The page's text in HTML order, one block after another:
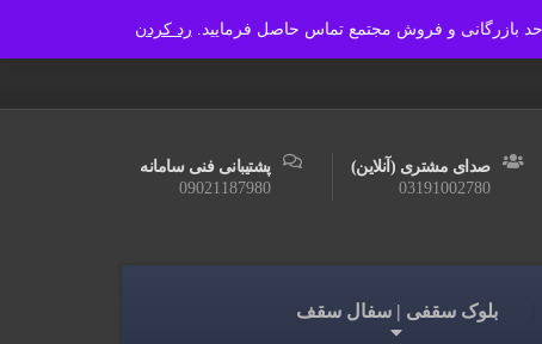
صدای مشتری (آنلاین)
03191002780
پشتیبانی فنی سامانه
09021187980
بلوک سقفی | سفال سقف
رد کردن